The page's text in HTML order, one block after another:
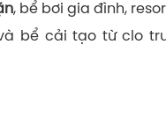
, bể bơi gia đình,
bể cải tạo từ clo